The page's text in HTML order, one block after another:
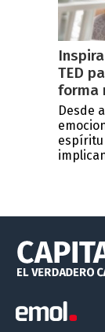
TED
forma
Desde
espíritu